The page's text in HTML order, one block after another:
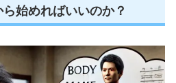
始めればいいのか？